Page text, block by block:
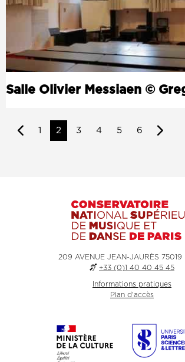
Salle Olivier Messiaen ©
Previous
page
1 2 3 4 5 6
Page
suivante
209 AVENUE JEAN-JAURÈS 75019
+33 (0)1 40 40 45 45
Informations pratiques
Plan d'accès